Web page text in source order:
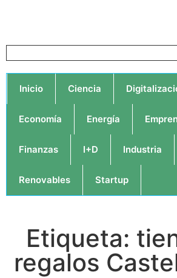
Inicio Ciencia
Economía Energía
Finanzas I+D Industria
Renovables Startup
Etiqueta:
regalos